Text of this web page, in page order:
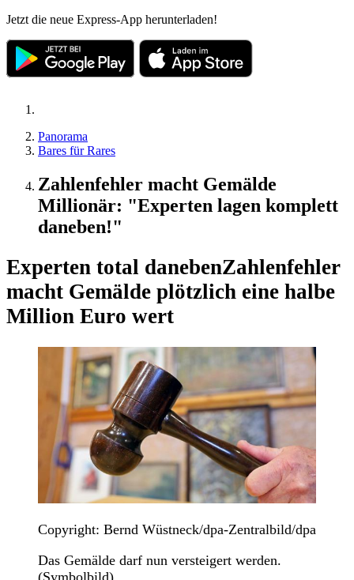
Jetzt die neue Express-App herunterladen!
Panorama
Bares für Rares
Zahlenfehler macht Gemälde
Millionär: "Experten lagen komplett
daneben!"
Experten total danebenZahlenfehler
macht Gemälde plötzlich eine halbe
Million Euro wert
Copyright: Bernd Wüstneck/dpa-Zentralbild/dpa
Das Gemälde darf nun versteigert werden.
(Symbolbild)